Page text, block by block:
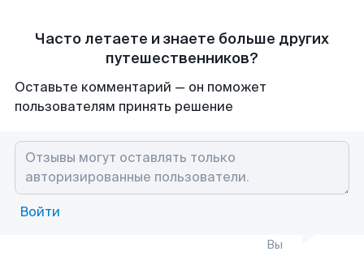
Часто летаете и знаете больше других
путешественников?
Оставьте комментарий — он поможет
пользователям принять решение
Войти
Вы